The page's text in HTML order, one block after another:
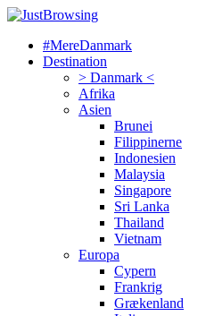
#MereDanmark
Destination
> Danmark <
Afrika
Asien
Brunei
Filippinerne
Indonesien
Malaysia
Singapore
Sri Lanka
Thailand
Vietnam
Europa
Cypern
Frankrig
Grækenland